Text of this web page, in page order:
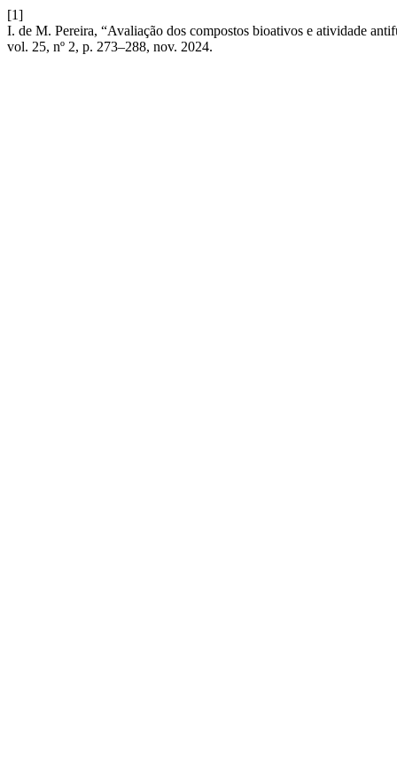
[1]
I. de M. Pereira, “Avaliação dos compostos bioativos e atividade
vol. 25, nº 2, p. 273–288, nov. 2024.